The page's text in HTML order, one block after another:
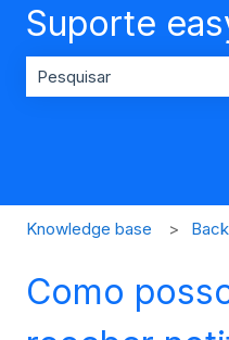
Suporte
Knowledge base
Como